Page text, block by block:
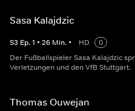
Sasa Kalajdzic
S3 Ep.1 • 26 Min. • HD
0
Der Fußballspieler Sasa Kalajdzic
Verletzungen und den VfB Stuttgart.
Thomas Ouwejan